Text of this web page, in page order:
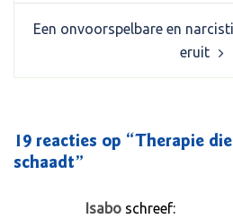
Een onvoorspelbare en
eruit
19 reacties op “Therapie
schaadt”
Isabo schreef: